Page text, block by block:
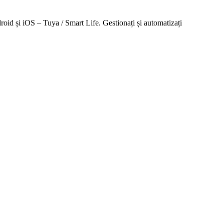
și iOS – Tuya / Smart Life. Gestionați și automatizați